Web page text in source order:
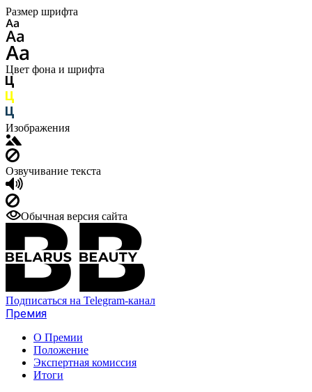
Размер шрифта
Цвет фона и шрифта
Изображения
Озвучивание текста
Обычная версия сайта
Подписаться на Telegram-канал
Премия
О Премии
Положение
Экспертная комиссия
Итоги